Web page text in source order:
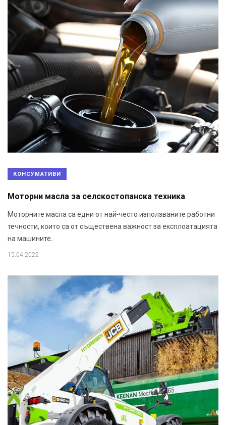
КОНСУМАТИВИ
Моторни масла за селскостопанска техника
Моторните масла са едни от най-често използваните работни
течности, които са от съществена важност за експлоатацията
на машините.
15.04.2022